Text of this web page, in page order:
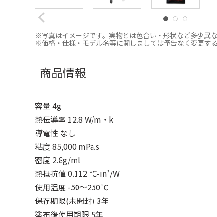
※写真はイメージです。実物とは色合い・形状など多少異な
※価格・仕様・モデル名等に関しましては予告なく変更する
商品情報
容量 4g
熱伝導率 12.8 W/m・k
導電性 なし
粘度 85,000 mPa.s
密度 2.8g/ml
熱抵抗値 0.112 ℃-in²/W
使用温度 -50～250℃
保存期限(未開封) 3年
塗布後使用期限 5年